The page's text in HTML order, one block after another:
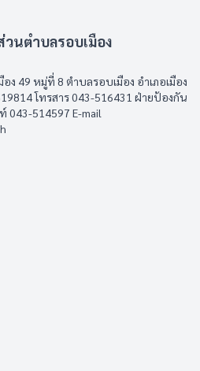
วนตำบลรอบเมือง
ง 49 หมู่ที่ 8 ตำบลรอบเมือง อำเภอเมือง
โทรสาร 043-516431​ ฝ่ายป้องกัน
043-514597 E-mail